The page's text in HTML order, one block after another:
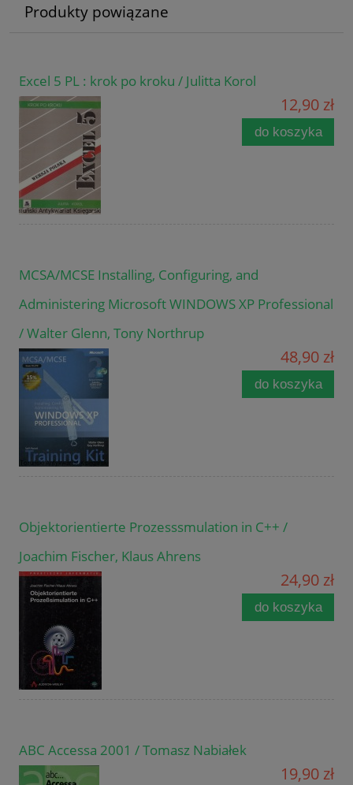
Produkty powiązane
Excel 5 PL : krok po kroku / Julitta Korol
12,90 zł
do koszyka
MCSA/MCSE Installing, Configuring, and
Administering Microsoft WINDOWS XP Professional
/ Walter Glenn, Tony Northrup
48,90 zł
do koszyka
Objektorientierte Prozesssmulation in C++ /
Joachim Fischer, Klaus Ahrens
24,90 zł
do koszyka
ABC Accessa 2001 / Tomasz Nabiałek
19,90 zł